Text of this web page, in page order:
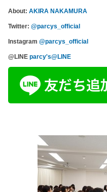
About:AKIRA NAKAMURA
Twitter:@parcys_official
Instagram@parcys_official
@LINEparcy's@LINE